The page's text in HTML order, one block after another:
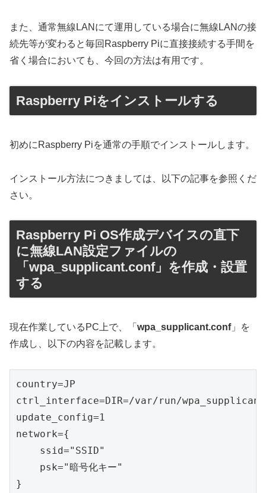
また、通常無線LANにて運用している場合に無線LANの接
続先等が変わると毎回Raspberry Piに直接接続する手間を
省く場合においても、今回の方法は有用です。
Raspberry Piをインストールする
初めにRaspberry Piを通常の手順でインストールします。
インストール方法につきましては、以下の記事を参照くだ
さい。
Raspberry Pi OS作成デバイスの直下
に無線LAN設定ファイルの
「wpa_supplicant.conf」を作成・設置
する
現在作業しているPC上で、「 wpa_supplicant.conf」を
作成し、以下の内容を記載します。
country=JP
ctrl_interface=DIR=/var/run/wpa_supplicant
update_config=1
network={
    ssid="SSID"
    psk="暗号化キー"
}